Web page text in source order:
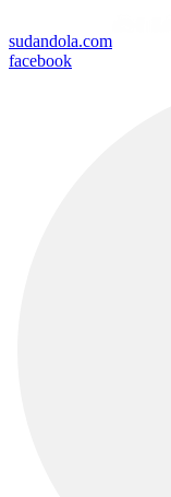
sudandola.com
facebook